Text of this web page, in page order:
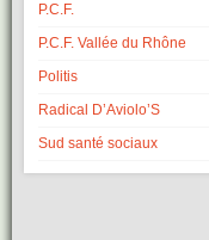
P.C.F.
P.C.F. Vallée du Rhône
Politis
Radical D’Aviolo’S
Sud santé sociaux